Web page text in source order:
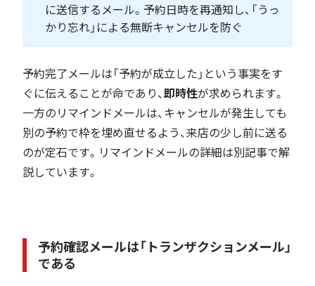
に送信するメール。予約日時を再通知し、「うっ
かり忘れ」による無断キャンセルを防ぐ
予約完了メールは「予約が成立した」という事実をす
ぐに伝えることが命であり、即時性が求められます。
一方のリマインドメールは、キャンセルが発生しても
別の予約で枠を埋め直せるよう、来店の少し前に送る
のが定石です。リマインドメールの詳細は別記事で解
説しています。
予約確認メールは「トランザクションメール」
である